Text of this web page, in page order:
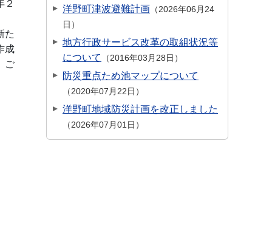
２
た
成
ご
洋野町津波避難計画
2026年06月24
日
地方行政サービス改革の取組状況等
について
2016年03月28日
防災重点ため池マップについて
2020年07月22日
洋野町地域防災計画を改正しました
2026年07月01日